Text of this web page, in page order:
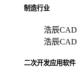
制造行业
浩辰
浩辰
二次开发应用软件